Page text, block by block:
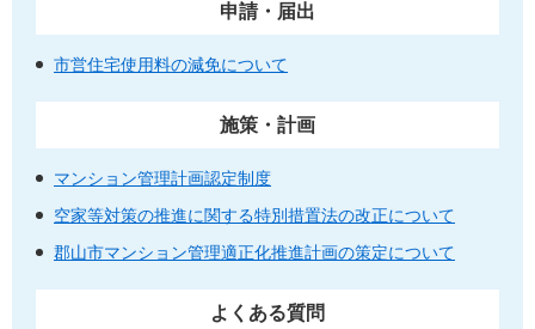
申請・届出
市営住宅使用料の減免について
施策・計画
マンション管理計画認定制度
空家等対策の推進に関する特別措置法の改正について
郡山市マンション管理適正化推進計画の策定について
よくある質問